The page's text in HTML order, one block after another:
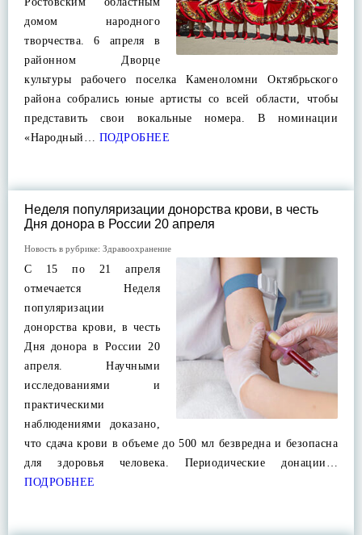
домом народного
творчества. 6 апреля в
районном Дворце
культуры рабочего поселка Каменоломни Октябрьского
района собрались юные артисты со всей области, чтобы
представить свои вокальные номера. В номинации
«Народный… ПОДРОБНЕЕ
Неделя популяризации донорства крови, в честь
Дня донора в России 20 апреля
Новость в рубрике: Здравоохранение
С 15 по 21 апреля
отмечается Неделя
популяризации
донорства крови, в честь
Дня донора в России 20
апреля. Научными
исследованиями и
практическими
наблюдениями доказано,
что сдача крови в объеме до 500 мл безвредна и безопасна
для здоровья человека. Периодические донации…
ПОДРОБНЕЕ